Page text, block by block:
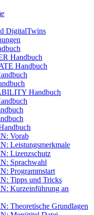
DigitalTwins
Handbuch
Handbuch
Handbuch
Vorab
Leistungsmerkmale
Lizenzschutz
Sprachwahl
Programmstart
Tipps und Tricks
Kurzeinführung an
Theoretische Grundlagen